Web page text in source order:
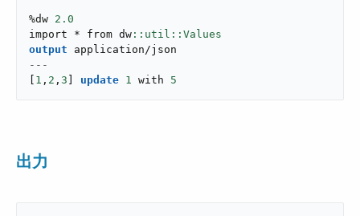
%dw 2.0
import * from dw
output
application/json
---
1 , 2 , 3 update 1 with 5
出力